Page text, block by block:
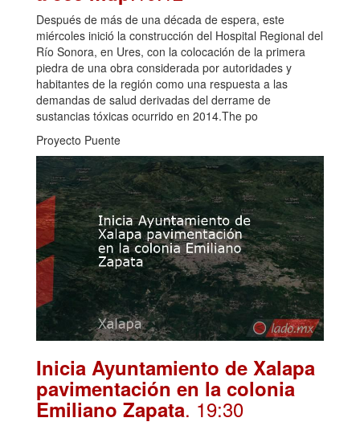
Después de más de una década de espera, este
miércoles inició la construcción del Hospital Regional del
Río Sonora, en Ures, con la colocación de la primera
piedra de una obra considerada por autoridades y
habitantes de la región como una respuesta a las
demandas de salud derivadas del derrame de
sustancias tóxicas ocurrido en 2014.The po
Proyecto Puente
Inicia Ayuntamiento de Xalapa
pavimentación en la colonia
Emiliano Zapata. 19:30